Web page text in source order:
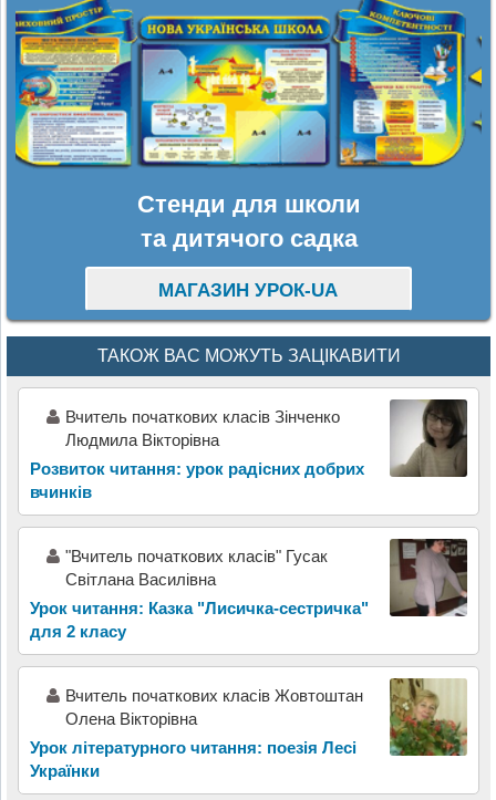
Стенди для школи
та дитячого садка
МАГАЗИН УРОК-UA
ТАКОЖ ВАС МОЖУТЬ ЗАЦІКАВИТИ
Вчитель початкових класів Зінченко
Людмила Вікторівна
Розвиток читання: урок радісних добрих
вчинків
"Вчитель початкових класів" Гусак
Світлана Василівна
Урок читання: Казка "Лисичка-сестричка"
для 2 класу
Вчитель початкових класів Жовтоштан
Олена Вікторівна
Урок літературного читання: поезія Лесі
Українки